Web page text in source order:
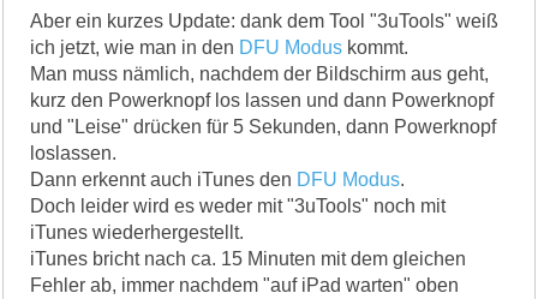
Aber ein kurzes Update: dank dem Tool "3uTools" weiß
ich jetzt, wie man in den DFU Modus kommt.
Man muss nämlich, nachdem der Bildschirm aus geht,
kurz den Powerknopf los lassen und dann Powerknopf
und "Leise" drücken für 5 Sekunden, dann Powerknopf
loslassen.
Dann erkennt auch iTunes den DFU Modus.
Doch leider wird es weder mit "3uTools" noch mit
iTunes wiederhergestellt.
iTunes bricht nach ca. 15 Minuten mit dem gleichen
Fehler ab, immer nachdem "auf iPad warten" oben